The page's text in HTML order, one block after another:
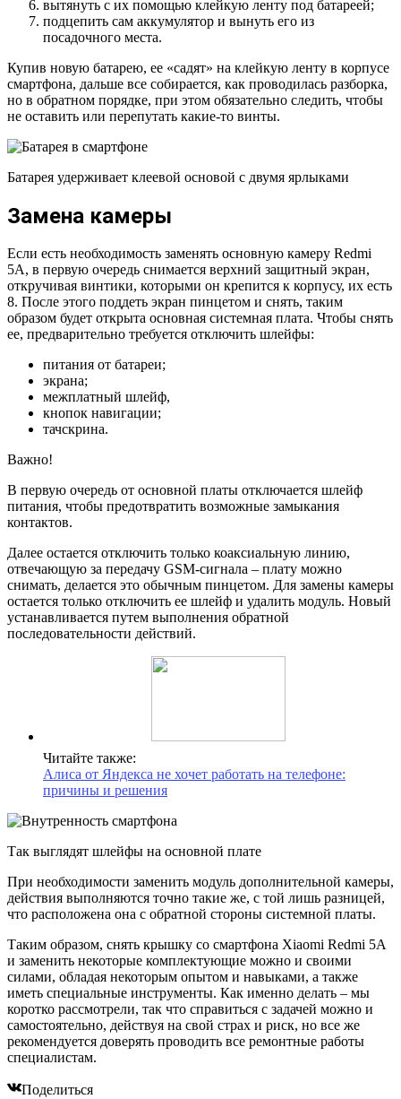
вытянуть с их помощью клейкую ленту под батареей;
подцепить сам аккумулятор и вынуть его из
посадочного места.
Купив новую батарею, ее «садят» на клейкую ленту в корпусе
смартфона, дальше все собирается, как проводилась разборка,
но в обратном порядке, при этом обязательно следить, чтобы
не оставить или перепутать какие-то винты.
Батарея удерживает клеевой основой с двумя ярлыками
Замена камеры
Если есть необходимость заменять основную камеру Redmi
5A, в первую очередь снимается верхний защитный экран,
откручивая винтики, которыми он крепится к корпусу, их есть
8. После этого поддеть экран пинцетом и снять, таким
образом будет открыта основная системная плата. Чтобы снять
ее, предварительно требуется отключить шлейфы:
питания от батареи;
экрана;
межплатный шлейф,
кнопок навигации;
тачскрина.
Важно!
В первую очередь от основной платы отключается шлейф
питания, чтобы предотвратить возможные замыкания
контактов.
Далее остается отключить только коаксиальную линию,
отвечающую за передачу GSM-сигнала – плату можно
снимать, делается это обычным пинцетом. Для замены камеры
остается только отключить ее шлейф и удалить модуль. Новый
устанавливается путем выполнения обратной
последовательности действий.
Читайте также:
Алиса от Яндекса не хочет работать на телефоне:
причины и решения
Так выглядят шлейфы на основной плате
При необходимости заменить модуль дополнительной камеры,
действия выполняются точно такие же, с той лишь разницей,
что расположена она с обратной стороны системной платы.
Таким образом, снять крышку со смартфона Xiaomi Redmi 5A
и заменить некоторые комплектующие можно и своими
силами, обладая некоторым опытом и навыками, а также
иметь специальные инструменты. Как именно делать – мы
коротко рассмотрели, так что справиться с задачей можно и
самостоятельно, действуя на свой страх и риск, но все же
рекомендуется доверять проводить все ремонтные работы
специалистам.
Поделиться